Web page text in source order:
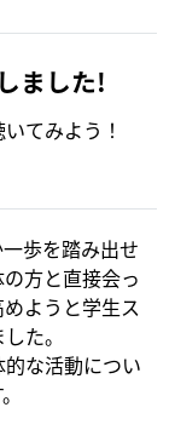
ました!
てみよう！
歩を踏み出せ
方と直接会っ
ようと学生ス
た。
な活動につい